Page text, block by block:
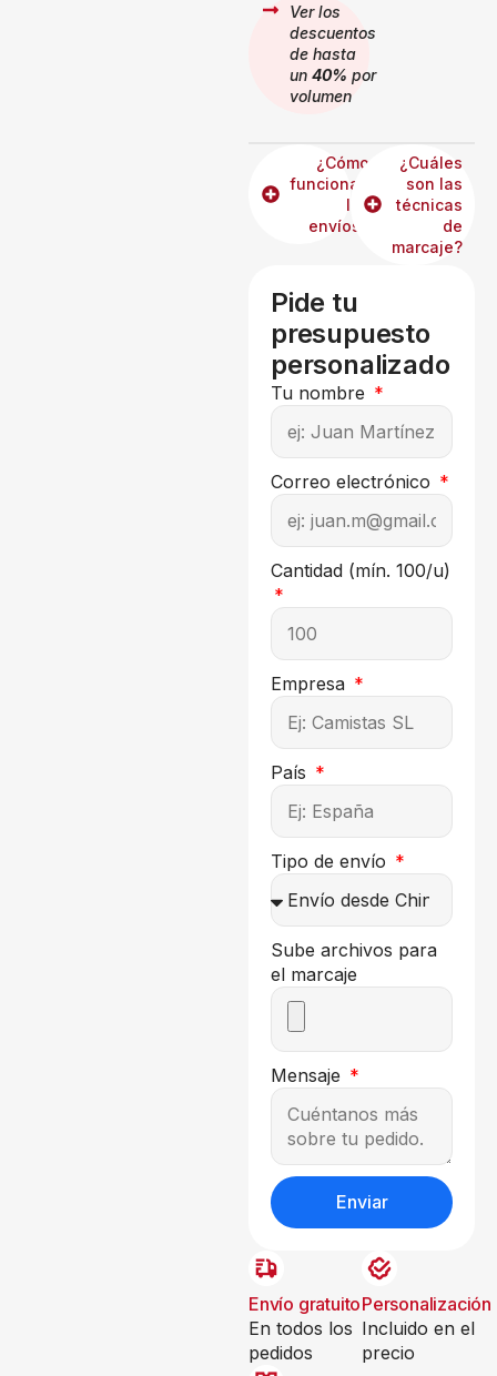
Ver los
descuentos
de hasta
un 40% por
volumen
¿Cómo
funcionan
los
envíos?
¿Cuáles
son las
técnicas
de
marcaje?
Pide tu
presupuesto
personalizado
Tu nombre
Correo electrónico
Cantidad (mín. 100/u)
Empresa
País
Tipo de envío
Sube archivos para
el marcaje
Mensaje
Enviar
Envío gratuito
En todos los
pedidos
Personalización
Incluido en el
precio